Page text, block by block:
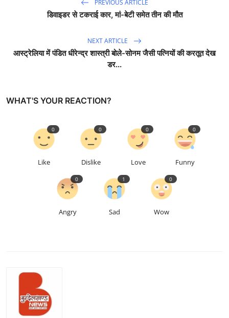
PREVIOUS ARTICLE
डिवाइडर से टकराई कार, मां-बेटी समेत तीन की मौत
NEXT ARTICLE
आस्ट्रेलिया में पंडित धीरेन्द्र शास्त्री बोले-सोनम जैसी पत्नियों की करतूत देख
डर...
WHAT'S YOUR REACTION?
Like
0
Dislike
0
Love
0
Funny
0
Angry
0
Sad
1
Wow
0